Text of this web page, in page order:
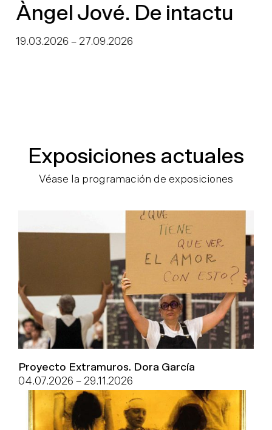
Àngel Jové. De intactu
19.03.2026– 27.09.2026
Exposiciones actuales
Véase la programación de exposiciones
Proyecto Extramuros. Dora García
04.07.2026 – 29.11.2026